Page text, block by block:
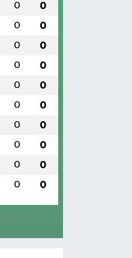
0 0
0 0
0 0
0 0
0 0
0 0
0 0
0 0
0 0
0 0